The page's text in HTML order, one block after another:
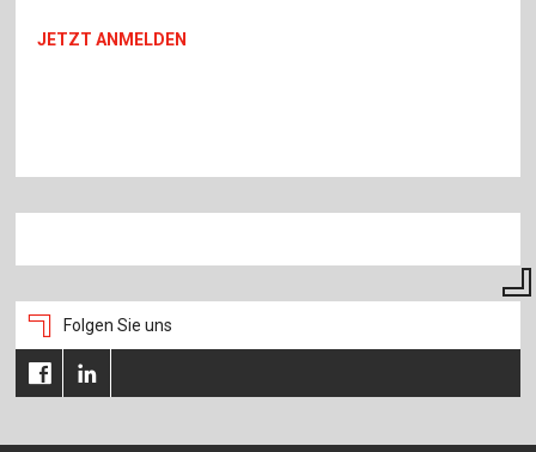
JETZT ANMELDEN
Folgen Sie uns